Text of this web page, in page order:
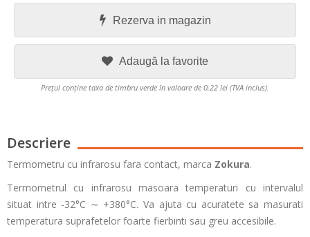
Rezerva in magazin
Adaugă la favorite
Prețul conține taxa de timbru verde în valoare de 0,22 lei (TVA inclus).
Descriere
Termometru cu infrarosu fara contact, marca Zokura.
Termometrul cu infrarosu masoara temperaturi cu intervalul
situat intre -32°C ∼ +380°C. Va ajuta cu acuratete sa masurati
temperatura suprafetelor foarte fierbinti sau greu accesibile.